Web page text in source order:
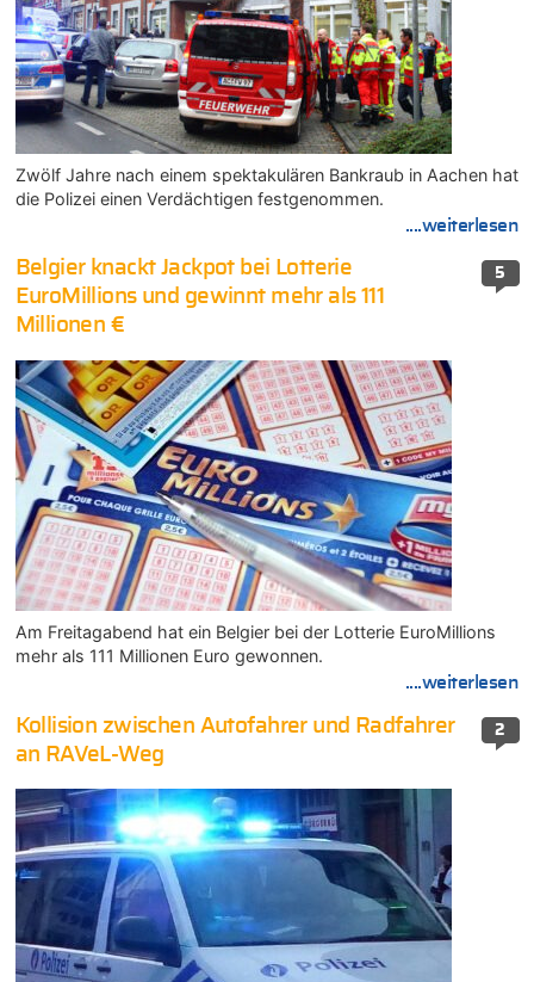
Zwölf Jahre nach einem spektakulären Bankraub in Aachen hat
die Polizei einen Verdächtigen festgenommen.
....weiterlesen
5
Belgier knackt Jackpot bei Lotterie
EuroMillions und gewinnt mehr als 111
Millionen €
Am Freitagabend hat ein Belgier bei der Lotterie EuroMillions
mehr als 111 Millionen Euro gewonnen.
....weiterlesen
2
Kollision zwischen Autofahrer und Radfahrer
an RAVeL-Weg